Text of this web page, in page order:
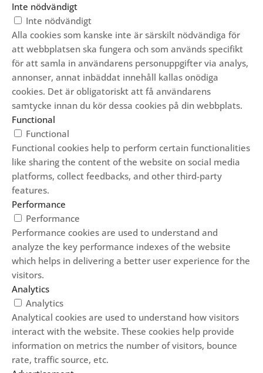
Inte nödvändigt
Inte nödvändigt
Alla cookies som kanske inte är särskilt nödvändiga för
att webbplatsen ska fungera och som används specifikt
för att samla in användarens personuppgifter via analys,
annonser, annat inbäddat innehåll kallas onödiga
cookies. Det är obligatoriskt att få användarens
samtycke innan du kör dessa cookies på din webbplats.
Functional
Functional
Functional cookies help to perform certain functionalities
like sharing the content of the website on social media
platforms, collect feedbacks, and other third-party
features.
Performance
Performance
Performance cookies are used to understand and
analyze the key performance indexes of the website
which helps in delivering a better user experience for the
visitors.
Analytics
Analytics
Analytical cookies are used to understand how visitors
interact with the website. These cookies help provide
information on metrics the number of visitors, bounce
rate, traffic source, etc.